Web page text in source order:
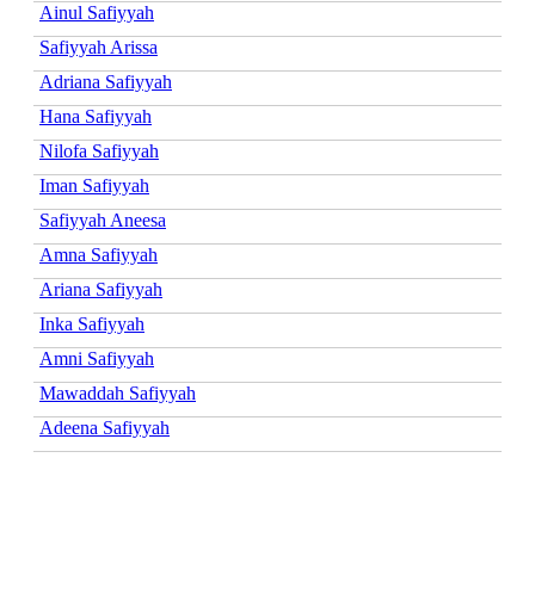
Ainul Safiyyah
Safiyyah Arissa
Adriana Safiyyah
Hana Safiyyah
Nilofa Safiyyah
Iman Safiyyah
Safiyyah Aneesa
Amna Safiyyah
Ariana Safiyyah
Inka Safiyyah
Amni Safiyyah
Mawaddah Safiyyah
Adeena Safiyyah